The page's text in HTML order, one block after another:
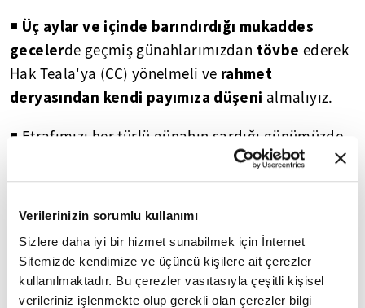
Verilerinizin sorumlu kullanımı
Sizlere daha iyi bir hizmet sunabilmek için İnternet
Sitemizde kendimize ve üçüncü kişilere ait çerezler
kullanılmaktadır. Bu çerezler vasıtasıyla çeşitli kişisel
verileriniz işlenmekte olup gerekli olan çerezler bilgi
◾ Üç aylar ve içinde barındırdığı mukaddes
gecelerde geçmiş günahlarımızdan tövbe ederek
Hak Teala'ya (CC) yönelmeli ve rahmet
deryasından kendi payımıza düşeni almalıyız.
◾ Etrafımızı her türlü günahın sardığı günümüzde
Müslüman'ın tüm emelleri ve amellerini
temizlemesinin yolutövbedengeçer. Birrahmet
mevsimi olan Üç aylartövbe ve istiğfar için
TEVBE İLE İLGİLİ 20 AYET